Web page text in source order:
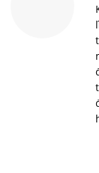
Top 10
lưu năm
Phong
Báo giá
Những
Chung